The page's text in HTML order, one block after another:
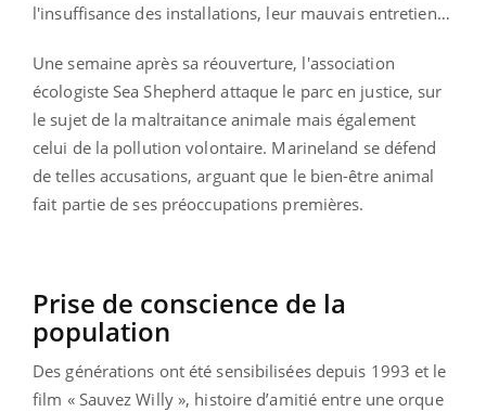
l'insuffisance des installations, leur mauvais entretien…
Une semaine après sa réouverture, l'association
écologiste Sea Shepherd attaque le parc en justice, sur
le sujet de la maltraitance animale mais également
celui de la pollution volontaire. Marineland se défend
de telles accusations, arguant que le bien-être animal
fait partie de ses préoccupations premières.
Prise de conscience de la
population
Des générations ont été sensibilisées depuis 1993 et le
film « Sauvez Willy », histoire d’amitié entre une orque